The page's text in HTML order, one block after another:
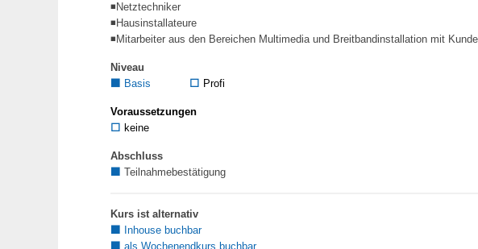
◾Netztechniker
◾Hausinstallateure
◾Mitarbeiter aus den Bereichen Multimedia und Breitbandinstallation mit
Niveau
Basis ⬜ Profi
Voraussetzungen
⬜ keine
Abschluss
Teilnahmebestätigung
Kurs ist alternativ
Inhouse buchbar
als Wochenendkurs buchbar